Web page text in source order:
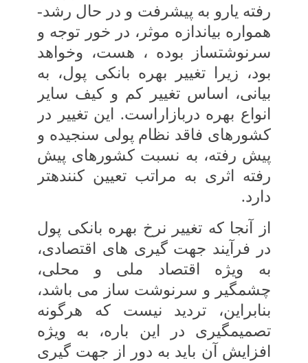
رفته یارو به پیشرفت و در حال رشد-
همواره بی‏اندازه موثر، در خور توجه و
سرنوشت‏ساز بوده ، هست، وخواهد
بود، زیرا تغییر بهره بانکی پول، به
بیانی، اساس تغییر کم و کیف سایر
انواع بهره‏ دربازاراست. این تغییر در
کشورهای فاقد نظام پولی‏ سنجیده و
پیش رفته، به نسبت کشورهای پیش
رفته اثری به مراتب تعیین‏ کننده‏تر
دارد.
از آنجا که تغییر نرخ بهره بانکی پول
در فرآیند جهت‏ گیری های اقتصادی،
به‏ ویژه اقتصاد ملی و محلی،
چشمگیر و سرنوشت‏ ساز می باشد،
بنابراین، تردید نیست که هرگونه
تصمیمگیری در این باره، به‏ ویژه
افزایش آن باید به‏ دور از جهت‏ گیری